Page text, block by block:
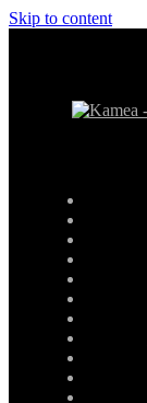
Skip to content